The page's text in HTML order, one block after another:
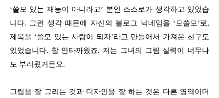
‘쓸모 있는 재능이 아니라고’ 본인 스스로가 생각하고 있었습
니다. 그런 생각 때문에 자신의 블로그 닉네임을 ‘모쓸모’로,
제목을 ‘쓸모 있는 사람이 되자’라고 만들어서 가져온 친구도
있었습니다. 참 안타까웠죠. 저는 그녀의 그림 실력이 너무나
도 부러웠거든요.
그림을 잘 그리는 것과 디자인을 잘 하는 것은 다른 영역이더